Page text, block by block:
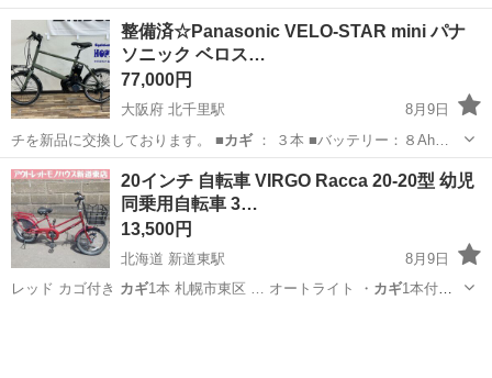
降り立った天… で進行し「決」でアカギが勝利すればART… ・ART
は、アカギvs鷲巣の麻雀バト… ルで展開し、アカギの勝利でART継
続… 。 ・ま...
愛知 春日井市 味美駅
整備済☆Panasonic VELO-STAR mini パナ
ソニック ベロス…
77,000円
大阪府 北千里駅
8月9日
チを新品に交換しております。 ■カギ ： ３本 ■バッテリー：８Ah…
大阪 箕面市 北千里駅 電動アシスト自転車
ベロスターミニ
20インチ 自転車 VIRGO Racca 20-20型 幼児
同乗用自転車 3…
13,500円
北海道 新道東駅
8月9日
レッド カゴ付き カギ1本 札幌市東区 … オートライト ・ カギ1本付き